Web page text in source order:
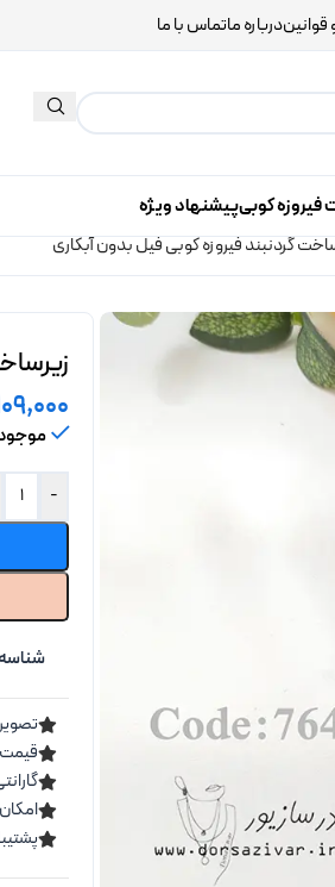
قوانیندرباره ماتماس با ما
فیروزه کوبیپیشنهاد ویژه
گردنبند فیروزه کوبی فیل بدون آبکاری
موجود
-
پشتیبانی ۲۴